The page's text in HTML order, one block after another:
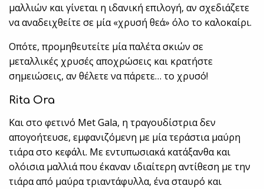
μαλλιών και γίνεται η ιδανική επιλογή, αν σχεδιάζετε
να αναδειχθείτε σε μία «χρυσή θεά» όλο το καλοκαίρι.
Οπότε, προμηθευτείτε μία παλέτα σκιών σε
μεταλλικές χρυσές αποχρώσεις και κρατήστε
σημειώσεις, αν θέλετε να πάρετε… το χρυσό!
Rita Ora
Και στο φετινό Met Gala, η τραγουδίστρια δεν
απογοήτευσε, εμφανιζόμενη με μία τεράστια μαύρη
τιάρα στο κεφάλι. Με εντυπωσιακά κατάξανθα και
ολόισια μαλλιά που έκαναν ιδιαίτερη αντίθεση με την
τιάρα από μαύρα τριαντάφυλλα, ένα σταυρό και